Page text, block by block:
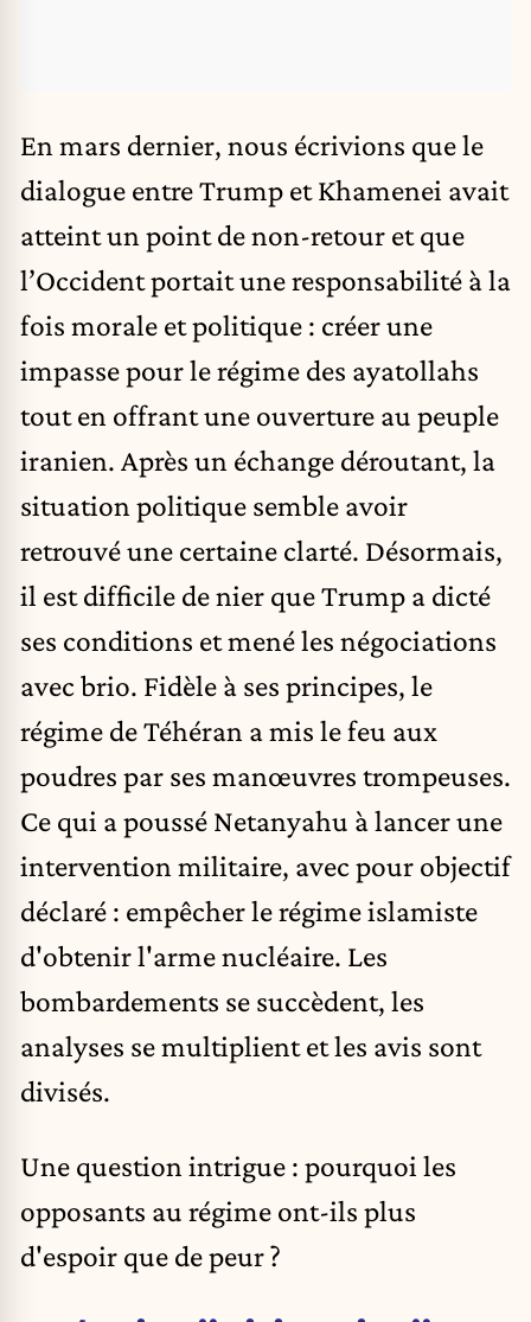
En mars dernier, nous écrivions que le
dialogue entre Trump et Khamenei avait
atteint un point de non-retour et que
l’Occident portait une responsabilité à la
fois morale et politique : créer une
impasse pour le régime des ayatollahs
tout en offrant une ouverture au peuple
iranien. Après un échange déroutant, la
situation politique semble avoir
retrouvé une certaine clarté. Désormais,
il est difficile de nier que Trump a dicté
ses conditions et mené les négociations
avec brio. Fidèle à ses principes, le
régime de Téhéran a mis le feu aux
poudres par ses manœuvres trompeuses.
Ce qui a poussé Netanyahu à lancer une
intervention militaire, avec pour objectif
déclaré : empêcher le régime islamiste
d'obtenir l'arme nucléaire. Les
bombardements se succèdent, les
analyses se multiplient et les avis sont
divisés.
Une question intrigue : pourquoi les
opposants au régime ont-ils plus
d'espoir que de peur ?